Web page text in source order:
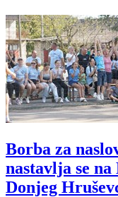
Borba za
nastavlja se
Donjeg